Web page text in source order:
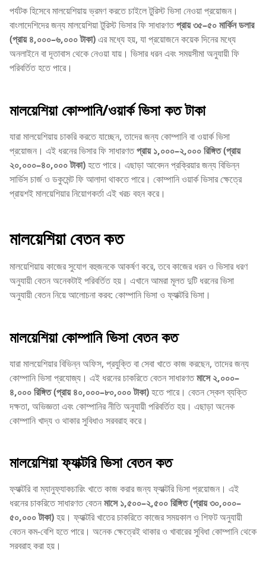
পর্যটক হিসেবে মালয়েশিয়ায় ভ্রমণ করতে চাইলে টুরিস্ট ভিসা নেওয়া প্রয়োজন।
বাংলাদেশিদের জন্য মালয়েশিয়া টুরিস্ট ভিসার ফি সাধারণতপ্রায় ৩৫–৫০ মার্কিন ডলার
(প্রায় ৪,০০০–৬,০০০ টাকা)এর মধ্যে হয়, যা প্রয়োজনে কয়েক দিনের মধ্যে
অনলাইনে বা দূতাবাস থেকে নেওয়া যায়। ভিসার ধরন এবং সময়সীমা অনুযায়ী ফি
পরিবর্তিত হতে পারে।
মালয়েশিয়া কোম্পানি/ওয়ার্ক ভিসা কত টাকা
যারা মালয়েশিয়ায় চাকরি করতে যাচ্ছেন, তাদের জন্য কোম্পানি বা ওয়ার্ক ভিসা
প্রয়োজন। এই ধরনের ভিসার ফি সাধারণতপ্রায় ১,০০০–২,০০০ রিঙ্গিত (প্রায়
২০,০০০–৪০,০০০ টাকা)হতে পারে। এছাড়া আবেদন প্রক্রিয়ার জন্য বিভিন্ন
সার্ভিস চার্জ ও ডকুমেন্ট ফি আলাদা থাকতে পারে। কোম্পানি ওয়ার্ক ভিসার ক্ষেত্রে
প্রায়শই মালয়েশিয়ার নিয়োগকর্তা এই খরচ বহন করে।
মালয়েশিয়া বেতন কত
মালয়েশিয়ায় কাজের সুযোগ বহুজনকে আকর্ষণ করে, তবে কাজের ধরন ও ভিসার ধরণ
অনুযায়ী বেতন অনেকটাই পরিবর্তিত হয়। এখানে আমরা মূলত দুটি ধরনের ভিসা
অনুযায়ী বেতন নিয়ে আলোচনা করব: কোম্পানি ভিসা ও ফ্যাক্টরি ভিসা।
মালয়েশিয়া কোম্পানি ভিসা বেতন কত
যারা মালয়েশিয়ার বিভিন্ন অফিস, প্রযুক্তি বা সেবা খাতে কাজ করছেন, তাদের জন্য
কোম্পানি ভিসা প্রযোজ্য। এই ধরনের চাকরিতে বেতন সাধারণতমাসে ২,০০০–
৪,০০০ রিঙ্গিত (প্রায় ৪০,০০০–৮০,০০০ টাকা)হতে পারে। বেতন স্কেল ব্যক্তি
দক্ষতা, অভিজ্ঞতা এবং কোম্পানির নীতি অনুযায়ী পরিবর্তিত হয়। এছাড়া অনেক
কোম্পানি খাদ্য ও থাকার সুবিধাও সরবরাহ করে।
মালয়েশিয়া ফ্যাক্টরি ভিসা বেতন কত
ফ্যাক্টরি বা ম্যানুফ্যাকচারিং খাতে কাজ করার জন্য ফ্যাক্টরি ভিসা প্রয়োজন। এই
ধরনের চাকরিতে সাধারণত বেতনমাসে ১,৫০০–২,৫০০ রিঙ্গিত (প্রায় ৩০,০০০–
৫০,০০০ টাকা)হয়। ফ্যাক্টরি খাতের চাকরিতে কাজের সময়কাল ও শিফট অনুযায়ী
বেতন কম-বেশি হতে পারে। অনেক ক্ষেত্রেই থাকার ও খাবারের সুবিধা কোম্পানি থেকে
সরবরাহ করা হয়।